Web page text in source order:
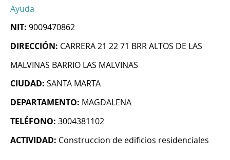
Ayuda
NIT: 9009470862
DIRECCIÓN: CARRERA 21 22 71 BRR ALTOS DE LAS
MALVINAS BARRIO LAS MALVINAS
CIUDAD: SANTA MARTA
DEPARTAMENTO: MAGDALENA
TELÉFONO: 3004381102
ACTIVIDAD: Construccion de edificios residenciales